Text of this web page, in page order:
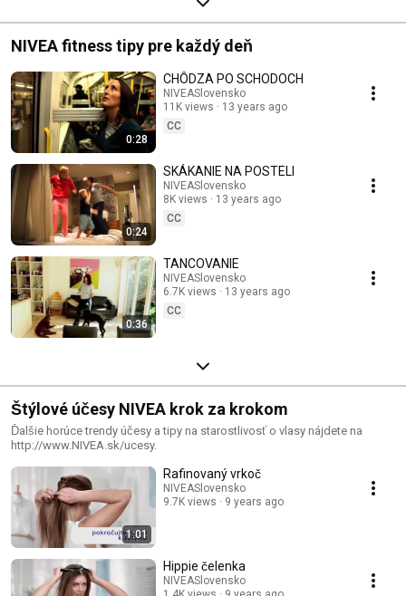
NIVEA fitness tipy pre každý deň
0:28
CHÔDZA PO SCHODOCH
NIVEASlovensko
11K views
13 years ago
CC
0:24
SKÁKANIE NA POSTELI
NIVEASlovensko
8K views
13 years ago
CC
0:36
TANCOVANIE
NIVEASlovensko
6.7K views
13 years ago
CC
Štýlové účesy NIVEA krok za krokom
Ďalšie horúce trendy účesy a tipy na starostlivosť o vlasy nájdete na
http://www.NIVEA.sk/ucesy.
1:01
Rafinovaný vrkoč
NIVEASlovensko
9.7K views
9 years ago
Hippie čelenka
NIVEASlovensko